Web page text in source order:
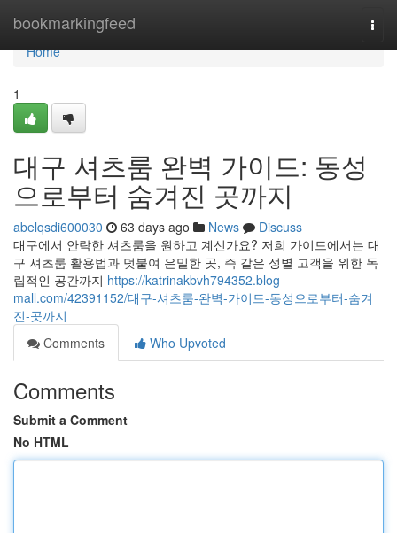
bookmarkingfeed
Home
Home
1
대구 셔츠룸 완벽 가이드: 동성
으로부터 숨겨진 곳까지
abelqsdi600030 63 days ago News
Discuss
대구에서 안락한 셔츠룸을 원하고 계신가요? 저희 가이드에서는 대
구 셔츠룸 활용법과 덧붙여 은밀한 곳, 즉 같은 성별 고객을 위한 독
립적인 공간까지 https://katrinakbvh794352.blog-
mall.com/42391152/대구-셔츠룸-완벽-가이드-동성으로부터-숨겨
진-곳까지
Comments
Who Upvoted
Comments
Submit a Comment
No HTML